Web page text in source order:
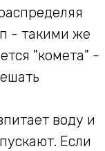
- такими же
"комета" -
воду и
Если